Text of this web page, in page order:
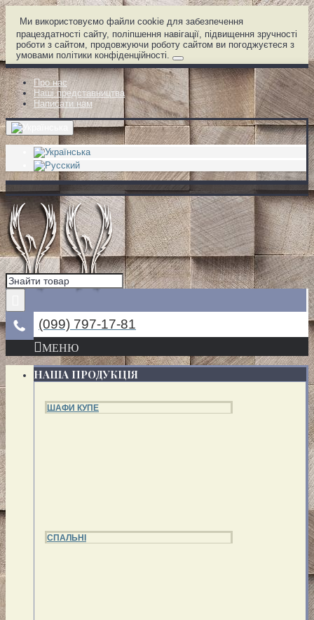
Ми використовуємо файли cookie для забезпечення
працездатності сайту, поліпшення навігації, підвищення зручності
роботи з сайтом, продовжуючи роботу сайтом ви погоджуєтеся з
умовами політики конфіденційності.
Про нас
Наші представництва
Написати нам
(099) 797-17-81
МЕНЮ
НАША ПРОДУКЦІЯ
ШАФИ КУПЕ
СПАЛЬНІ